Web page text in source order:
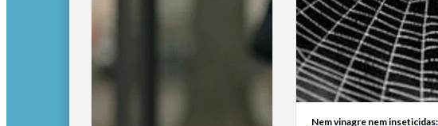
Nem vinagre nem inseticidas: